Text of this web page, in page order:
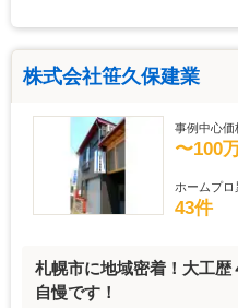
株式会社笹久保建業
事例中心価
〜100
ホームプ
43件
札幌市に地域密着！大工
自慢です！